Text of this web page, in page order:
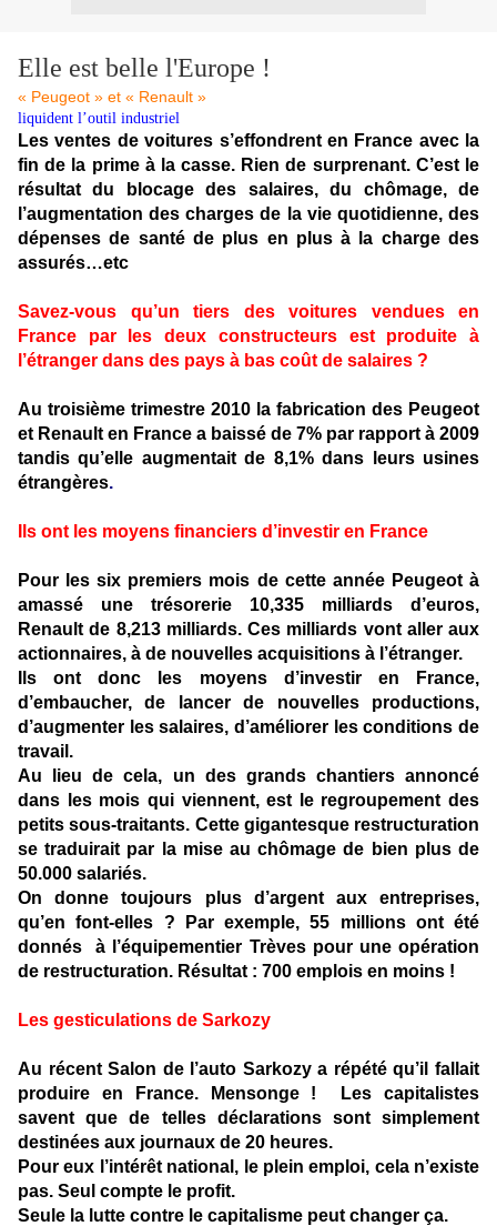
Elle est belle l'Europe !
« Peugeot » et « Renault »
liquident l’outil industriel
Les ventes de voitures s’effondrent en France avec la
fin de la prime à la casse. Rien de surprenant. C’est le
résultat du blocage des salaires, du chômage, de
l’augmentation des charges de la vie quotidienne, des
dépenses de santé de plus en plus à la charge des
assurés…etc
Savez-vous qu’un tiers des voitures vendues en
France par les deux constructeurs est produite à
l’étranger dans des pays à bas coût de salaires ?
Au troisième trimestre 2010 la fabrication des Peugeot
et Renault en France a baissé de 7% par rapport à 2009
tandis qu’elle augmentait de 8,1% dans leurs usines
étrangères.
Ils ont les moyens financiers d’investir en France
Pour les six premiers mois de cette année Peugeot à
amassé une trésorerie 10,335 milliards d’euros,
Renault de 8,213 milliards. Ces milliards vont aller aux
actionnaires, à de nouvelles acquisitions à l’étranger.
Ils ont donc les moyens d’investir en France,
d’embaucher, de lancer de nouvelles productions,
d’augmenter les salaires, d’améliorer les conditions de
travail.
Au lieu de cela, un des grands chantiers annoncé
dans les mois qui viennent, est le regroupement des
petits sous-traitants. Cette gigantesque restructuration
se traduirait par la mise au chômage de bien plus de
50.000 salariés.
On donne toujours plus d’argent aux entreprises,
qu’en font-elles ? Par exemple, 55 millions ont été
donnés à l’équipementier Trèves pour une opération
de restructuration. Résultat : 700 emplois en moins !
Les gesticulations de Sarkozy
Au récent Salon de l’auto Sarkozy a répété qu’il fallait
produire en France. Mensonge ! Les capitalistes
savent que de telles déclarations sont simplement
destinées aux journaux de 20 heures.
Pour eux l’intérêt national, le plein emploi, cela n’existe
pas. Seul compte le profit.
Seule la lutte contre le capitalisme peut changer ça.